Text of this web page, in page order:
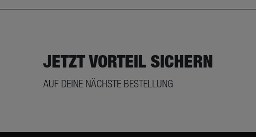
JETZT VORTEIL SICHERN
AUF DEINE NÄCHSTE BESTELLUNG